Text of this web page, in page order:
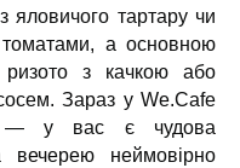
яловичого тартару чи
томатами, а основною
з качкою або
Зараз у We.Cafe
— у вас є чудова
вечерею неймовірно